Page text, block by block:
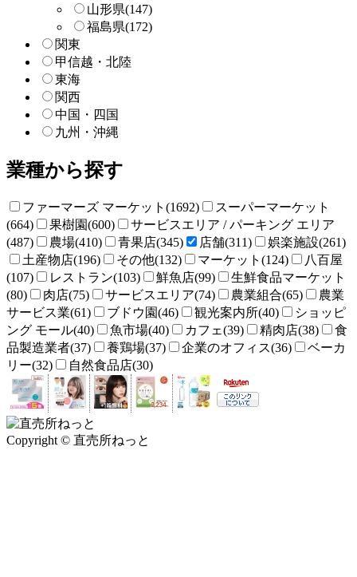
山形県(147)
福島県(172)
関東
甲信越・北陸
東海
関西
中国・四国
九州・沖縄
業種から探す
ファーマーズ マーケット(1692)
スーパーマーケット
(664)
果樹園(600)
サービスエリア / パーキング エリア
(487)
農場(410) 青果店(345) 店舗(311)
娯楽施設(261)
土産物店(196)
その他(132) マーケット(124)
八百屋
(107)
レストラン(103) 鮮魚店(99)
生鮮食品マーケット
(80)
肉店(75) サービスエリア(74) 農業組合(65)
農業
サービス業(61)
ブドウ園(46) 観光案内所(40)
ショッピ
ング モール(40)
魚市場(40) カフェ(39) 精肉店(38)
食
品製造業者(37)
養鶏場(37) 企業のオフィス(36)
ベーカ
リー(32)
自然食品店(30)
Copyright © 直売所ねっと